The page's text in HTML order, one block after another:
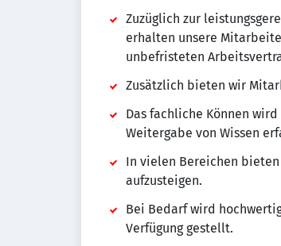
Zuzüglich zur
erhalten unsere
unbefristeten
Zusätzlich bieten wir
Das fachliche Können
Weitergabe von Wissen
In vielen Bereichen
aufzusteigen.
Bei Bedarf wird
Verfügung gestellt.